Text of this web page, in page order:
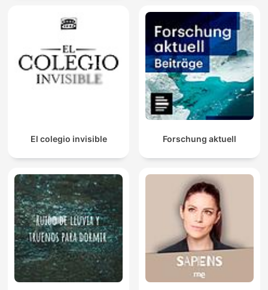
El colegio invisible Forschung aktuell